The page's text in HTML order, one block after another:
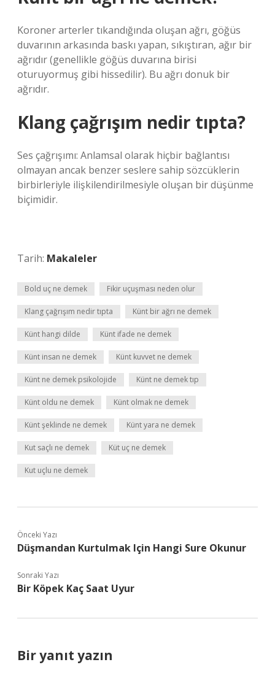
Koroner arterler tıkandığında oluşan ağrı, göğüs
duvarının arkasında baskı yapan, sıkıştıran, ağır bir
ağrıdır (genellikle göğüs duvarına birisi
oturuyormuş gibi hissedilir). Bu ağrı donuk bir
ağrıdır.
Klang çağrışım nedir tıpta?
Ses çağrışımı: Anlamsal olarak hiçbir bağlantısı
olmayan ancak benzer seslere sahip sözcüklerin
birbirleriyle ilişkilendirilmesiyle oluşan bir düşünme
biçimidir.
Tarih: Makaleler
Bold uç ne demek Fikir uçuşması neden olur
Klang çağrışım nedir tıpta Künt bir ağrı ne demek
Künt hangi dilde Künt ifade ne demek
Künt insan ne demek Künt kuvvet ne demek
Künt ne demek psikolojide Künt ne demek tıp
Künt oldu ne demek Künt olmak ne demek
Künt şeklinde ne demek Künt yara ne demek
Kut saçlı ne demek Küt uç ne demek
Kut uçlu ne demek
Önceki Yazı
Düşmandan Kurtulmak Için Hangi Sure Okunur
Sonraki Yazı
Bir Köpek Kaç Saat Uyur
Bir yanıt yazın